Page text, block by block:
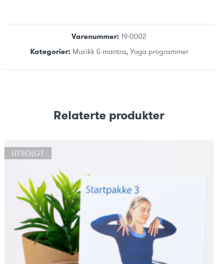
Varenummer: 19-0002
Kategorier: Musikk & mantra, Yoga programmer
Relaterte produkter
UTSOLGT